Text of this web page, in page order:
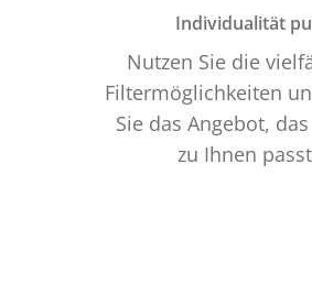
Individualität
Nutzen Sie die
Filtermöglichkeiten
Sie das Angebot,
zu Ihnen